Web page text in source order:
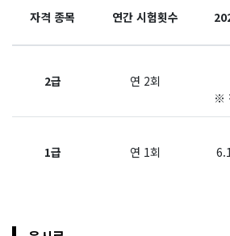
자격 종목 연간 시험횟수
2급 연 2회
※
1급 연 1회